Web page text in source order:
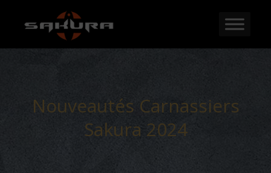
Nouveautés Carnassiers
Sakura 2024